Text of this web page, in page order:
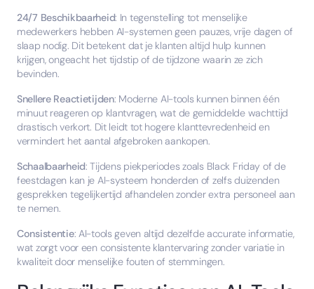
24/7 Beschikbaarheid: In tegenstelling tot menselijke
medewerkers hebben AI-systemen geen pauzes, vrije dagen of
slaap nodig. Dit betekent dat je klanten altijd hulp kunnen
krijgen, ongeacht het tijdstip of de tijdzone waarin ze zich
bevinden.
Snellere Reactietijden: Moderne AI-tools kunnen binnen één
minuut reageren op klantvragen, wat de gemiddelde wachttijd
drastisch verkort. Dit leidt tot hogere klanttevredenheid en
vermindert het aantal afgebroken aankopen.
Schaalbaarheid: Tijdens piekperiodes zoals Black Friday of de
feestdagen kan je AI-systeem honderden of zelfs duizenden
gesprekken tegelijkertijd afhandelen zonder extra personeel aan
te nemen.
Consistentie: AI-tools geven altijd dezelfde accurate informatie,
wat zorgt voor een consistente klantervaring zonder variatie in
kwaliteit door menselijke fouten of stemmingen.